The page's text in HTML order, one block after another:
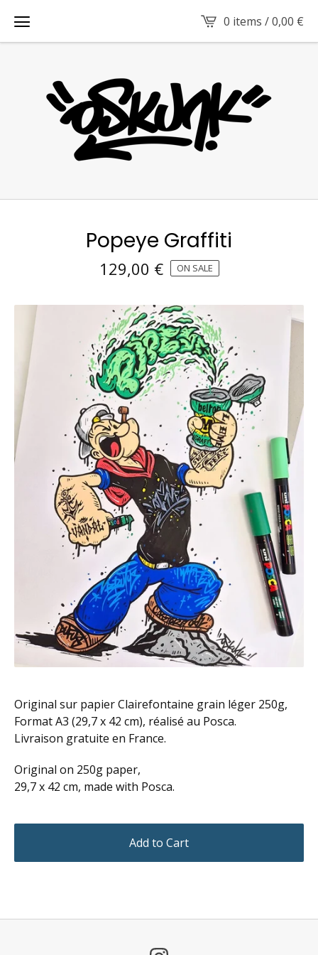
0 items /0,00 €
Popeye Graffiti
129,00 € ON SALE
Original sur papier Clairefontaine grain léger 250g,
Format A3 (29,7 x 42 cm), réalisé au Posca.
Livraison gratuite en France.
Original on 250g paper,
29,7 x 42 cm, made with Posca.
Add to Cart